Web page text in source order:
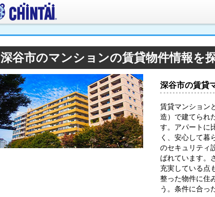
深谷市のマンションの賃貸物件情報を
深谷市の賃貸
賃貸マンション
造）で建てられ
す。アパートに
く、安心して暮
のセキュリティ
ばれています。
充実している点
整った物件に住
う。条件に合っ